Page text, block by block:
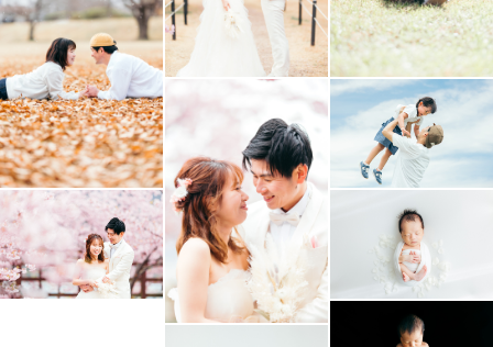
現在土日祝日の撮影のみ対応しております。
スケジュールが×や△の場合でもお受けできる場合があり
ますのでお気軽にお問合せください✨
---------------------------------
最後までお読みいただき
ありがとうございました！
皆様にお会いできることを楽しみにしています🌸